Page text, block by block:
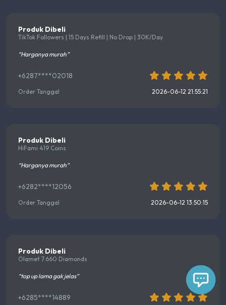
Produk Dibeli
TikTok Followers | 15 Days Refill | No Drop | 30K/Day
“Harganya murah”
+6287****02018
Order Tanggal 2026-06-12 21:55:21
Produk Dibeli
HiFami 419 Coins
“Harganya murah”
+6282****12056
Order Tanggal 2026-06-12 13:50:15
Produk Dibeli
Olamet 7.660 Diamonds
“top up lama gak jelas”
+6285****14889